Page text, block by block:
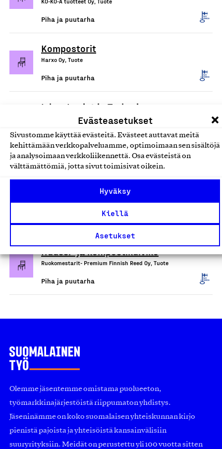
Evästeasetukset
Sivustomme käyttää evästeitä. Evästeet auttavat meitä
kehittämään verkkopalveluamme, optimoimaan sen sisältöjä
ja analysoimaan verkkoliikennettä. Osa evästeistä on
välttämättömiä, jotta sivut toimisivat oikein.
Hyväksy
Kiellä
Asetukset
Piha ja puutarha
Kompostorit
Harxo Oy, Tuote
Piha ja puutarha
Iskas Lapiot ja Tarhurin
puutarhalapio
Iskas Oy, Tuote
Piha ja puutarha
Iskas puutarha- ja
piharakentajan yleistyökalu
Iskas Oy, Tuote
Piha ja puutarha
Huussi- ja kompostikuivike
Ruokomestarit- Premium Finnish Reed Oy, Tuote
Piha ja puutarha
Olemme jäsentemme omistama puolueeton,
työmarkkinajärjestöistä riippumaton yhdistys.
Jäseninämme on koko suomalaisen yhteiskunnan kirjo
pienistä pajoista ja yhteisöistä kansainvälisiin
suuryrityksiin. Meidät on perustettu yli 100 vuotta sitten